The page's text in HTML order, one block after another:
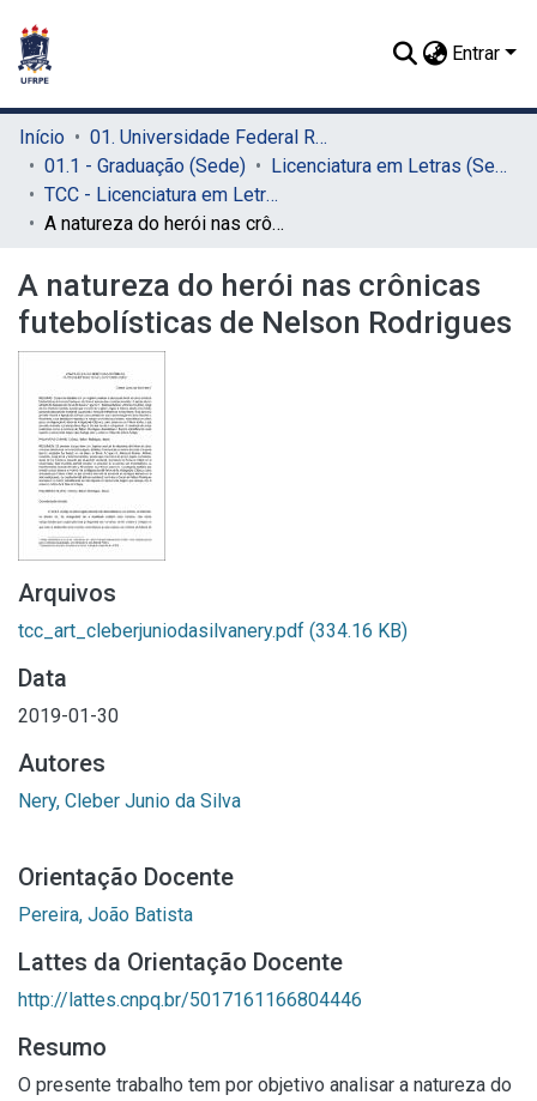
Entrar
Início
01. Universidade Federal Rural de Pernambuco - UFRPE (Sede)
01.1 - Graduação (Sede)
Licenciatura em Letras (Sede)
TCC - Licenciatura em Letras (Sede)
A natureza do herói nas crônicas futebolísticas de Nelson Rodrigues
A natureza do herói nas crônicas
futebolísticas de Nelson Rodrigues
Arquivos
tcc_art_cleberjuniodasilvanery.pdf (334.16 KB)
Data
2019-01-30
Autores
Nery, Cleber Junio da Silva
Orientação Docente
Pereira, João Batista
Lattes da Orientação Docente
http://lattes.cnpq.br/5017161166804446
Resumo
O presente trabalho tem por objetivo analisar a natureza do